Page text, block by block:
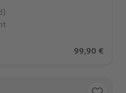
auf 6 BewertungenAktueller
99,90 €